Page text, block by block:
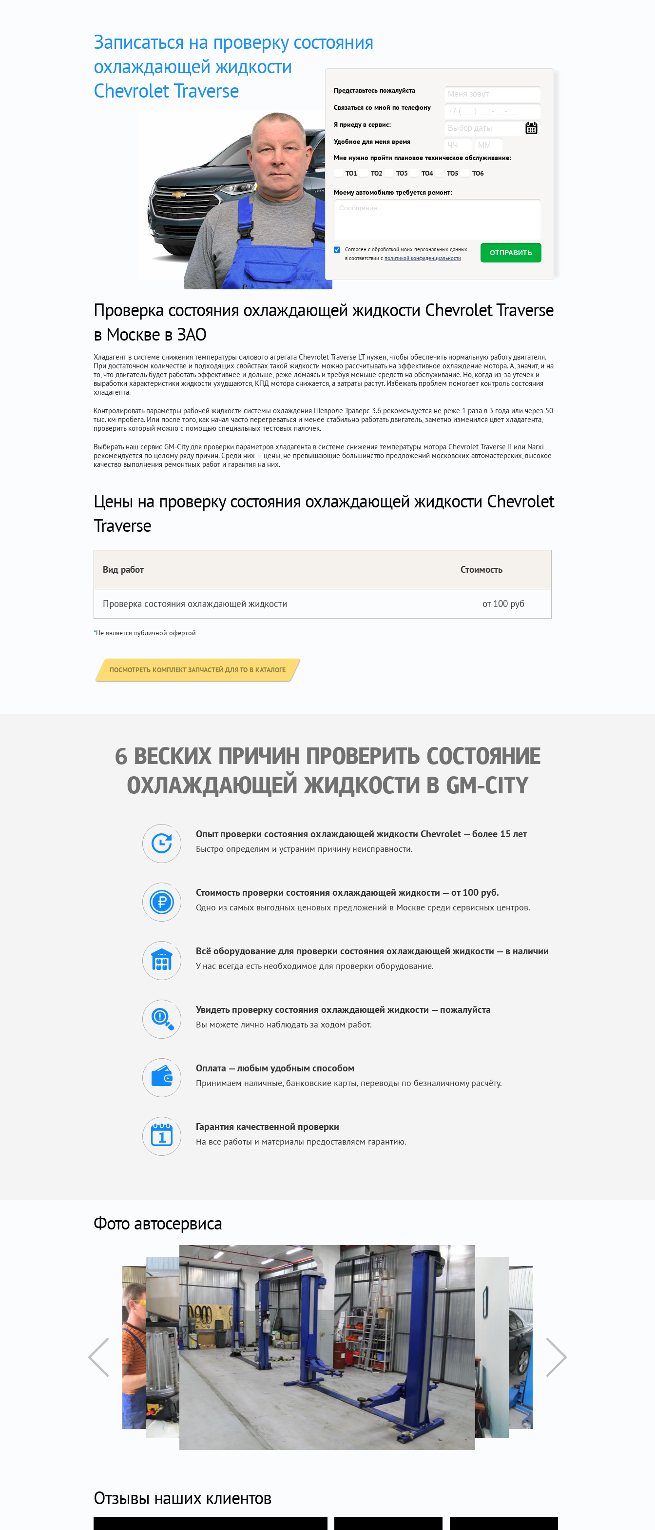
Записаться на проверку состояния
охлаждающей жидкости
Chevrolet Traverse
Представьтесь пожалуйста
Связаться со мной по телефону
Я приеду в сервис:
Удобное для меня время
Мне нужно пройти плановое техническое обслуживание:
ТО1
ТО2 ТО3 ТО4 ТО5 ТО6
Моему автомобилю требуется ремонт:
Согласен с обработкой моих персональных данных
в соответствии с политикой конфиденциальности
Проверка состояния охлаждающей жидкости Chevrolet Traverse
в Москве в ЗАО
Хладагент в системе снижения температуры силового агрегата Chevrolet Traverse LT нужен, чтобы обеспечить нормальную работу двигателя.
При достаточном количестве и подходящих свойствах такой жидкости можно рассчитывать на эффективное охлаждение мотора. А, значит, и на
то, что двигатель будет работать эффективнее и дольше, реже ломаясь и требуя меньше средств на обслуживание. Но, когда из-за утечек и
выработки характеристики жидкости ухудшаются, КПД мотора снижается, а затраты растут. Избежать проблем помогает контроль состояния
хладагента.
Контролировать параметры рабочей жидкости системы охлаждения Шевроле Траверс 3.6 рекомендуется не реже 1 раза в 3 года или через 50
тыс. км пробега. Или после того, как начал часто перегреваться и менее стабильно работать двигатель, заметно изменился цвет хладагента,
проверить который можно с помощью специальных тестовых палочек.
Выбирать наш сервис GM-City для проверки параметров хладагента в системе снижения температуры мотора Chevrolet Traverse II или Narxi
рекомендуется по целому ряду причин. Среди них – цены, не превышающие большинство предложений московских автомастерских, высокое
качество выполнения ремонтных работ и гарантия на них.
Цены на проверку состояния охлаждающей жидкости Chevrolet
Traverse
Вид работ Стоимость
Проверка состояния охлаждающей жидкости от 100 руб
*Не является публичной офертой.
ПОСМОТРЕТЬ КОМПЛЕКТ ЗАПЧАСТЕЙ ДЛЯ ТО В КАТАЛОГЕ
6 ВЕСКИХ ПРИЧИН ПРОВЕРИТЬ СОСТОЯНИЕ
ОХЛАЖДАЮЩЕЙ ЖИДКОСТИ В GM-CITY
Опыт проверки состояния охлаждающей жидкости Chevrolet — более 15 лет
Быстро определим и устраним причину неисправности.
Стоимость проверки состояния охлаждающей жидкости — от 100 руб.
Одно из самых выгодных ценовых предложений в Москве среди сервисных центров.
Всё оборудование для проверки состояния охлаждающей жидкости — в наличии
У нас всегда есть необходимое для проверки оборудование.
Увидеть проверку состояния охлаждающей жидкости — пожалуйста
Вы можете лично наблюдать за ходом работ.
Оплата — любым удобным способом
Принимаем наличные, банковские карты, переводы по безналичному расчёту.
Гарантия качественной проверки
На все работы и материалы предоставляем гарантию.
Фото автосервиса
Отзывы наших клиентов